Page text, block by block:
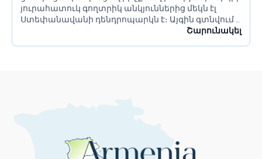
յուրահատուկ գողտրիկ անկյուններից մեկն էլ
Ստեփանավանի դենդրոպարկն է։ Այգին գտնվում է
Լոռու մարզում՝ Գյուլագարակ գյուղի մոտ՝Շարունակել